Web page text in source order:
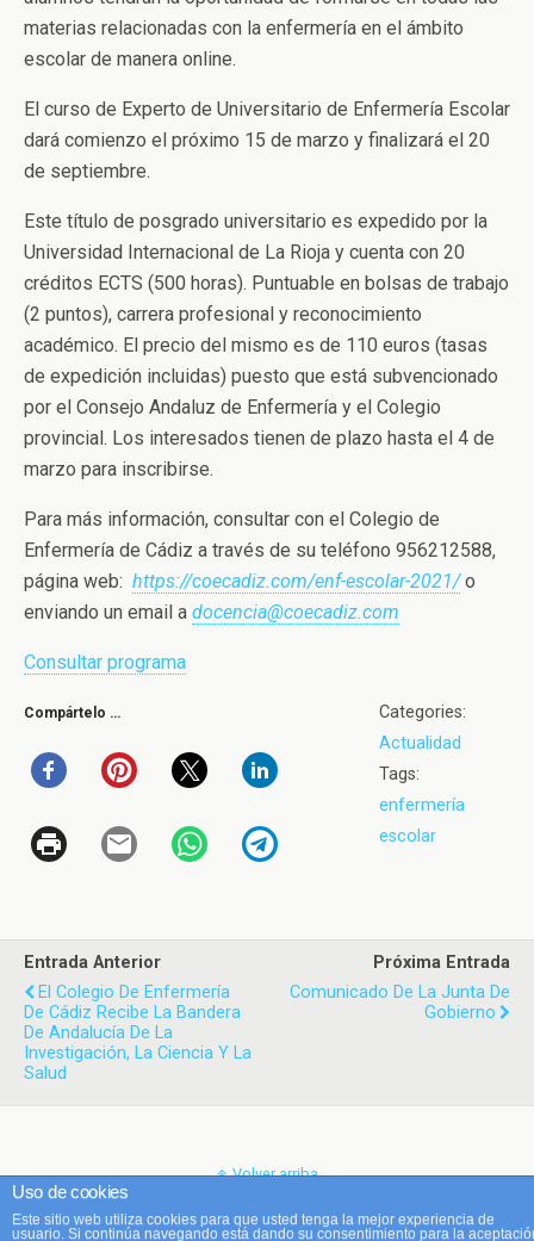
materias relacionadas con la enfermería en el ámbito
escolar de manera online.
El curso de Experto de Universitario de Enfermería Escolar
dará comienzo el próximo 15 de marzo y finalizará el 20
de septiembre.
Este título de posgrado universitario es expedido por la
Universidad Internacional de La Rioja y cuenta con 20
créditos ECTS (500 horas). Puntuable en bolsas de trabajo
(2 puntos), carrera profesional y reconocimiento
académico. El precio del mismo es de 110 euros (tasas
de expedición incluidas) puesto que está subvencionado
por el Consejo Andaluz de Enfermería y el Colegio
provincial. Los interesados tienen de plazo hasta el 4 de
marzo para inscribirse.
Para más información, consultar con el Colegio de
Enfermería de Cádiz a través de su teléfono 956212588,
página web: https://coecadiz.com/enf-escolar-2021/o
enviando un email a docencia@coecadiz.com
Consultar programa
Compártelo …
Categories:
Actualidad
Tags:
enfermería
escolar
Entrada Anterior
El Colegio De Enfermería
De Cádiz Recibe La Bandera
De Andalucía De La
Investigación, La Ciencia Y La
Salud
Próxima Entrada
Comunicado De La Junta De
Gobierno
Volver arriba
Móvil Escritorio
Uso de cookies
Este sitio web utiliza cookies para que usted tenga la mejor experiencia de
usuario. Si continúa navegando está dando su consentimiento para la